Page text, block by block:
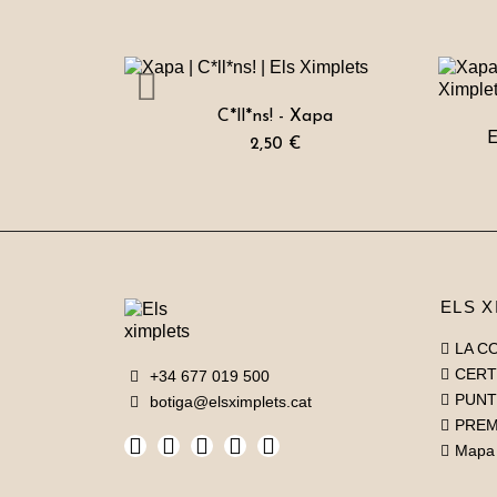
C*ll*ns! - Xapa
2,50 €
+34 677 019 500
botiga@elsximplets.cat
ELS
LA